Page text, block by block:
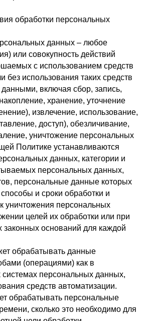
обработки персональных
данных – любое
или совокупность действий
с использованием средств
без использования таких средств
включая сбор, запись,
хранение, уточнение
извлечение, использование,
доступ), обезличивание,
уничтожение персональных
Политике устанавливаются
данных, категории и
персональных данных,
персональные данные которых
и сроки обработки и
уничтожения персональных
целей их обработки или при
законных оснований для каждой
обрабатывать данные
(операциями) как в
персональных данных,
средств автоматизации.
обрабатывать персональные
сколько это необходимо для